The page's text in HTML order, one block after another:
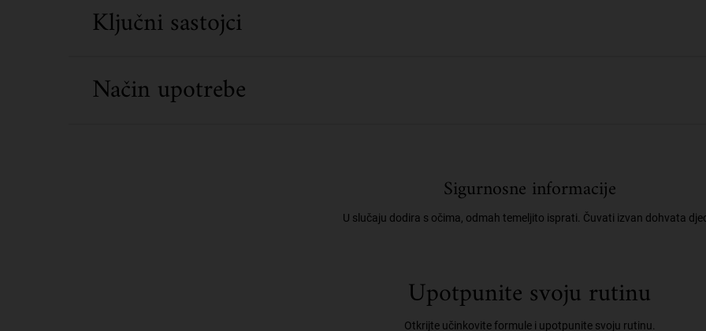
Ključni sastojci
Način upotrebe
Sigurnosne informacije
U slučaju dodira s očima, odmah temeljito isprati. Čuvati izvan dohvata
Upotpunite svoju rutinu
Otkrijte učinkovite formule i upotpunite svoju rutinu.